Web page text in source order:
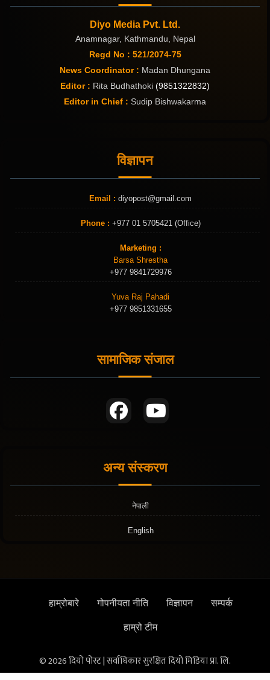
Diyo Media Pvt. Ltd.
Anamnagar, Kathmandu, Nepal
Regd No : 521/2074-75
News Coordinator : Madan Dhungana
Editor : Rita Budhathoki (9851322832)
Editor in Chief : Sudip Bishwakarma
विज्ञापन
Email : diyopost@gmail.com
Phone : +977 01 5705421 (Office)
Marketing :
Barsa Shrestha
+977 9841729976
Yuva Raj Pahadi
+977 9851331655
सामाजिक संजाल
अन्य संस्करण
नेपाली
English
हाम्रोबारे गोपनीयता नीति विज्ञापन सम्पर्क
हाम्रो टीम
© 2026 दियो पोस्ट | सर्वाधिकार सुरक्षित दियो मिडिया प्रा. लि.